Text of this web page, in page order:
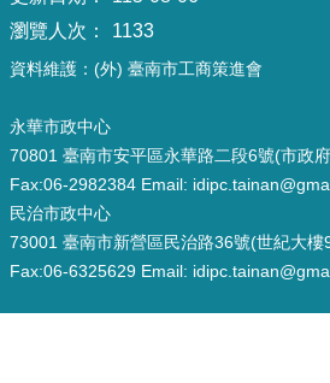
瀏覽人次：
1133
資料維護：(外) 臺南市工商策進會
永華市政中心
70801 臺南市安平區永華路二段6號(市政
Fax:06-2982384 Email:
民治市政中心
73001 臺南市新營區民治路36號(世紀大
Fax:06-6325629 Email: